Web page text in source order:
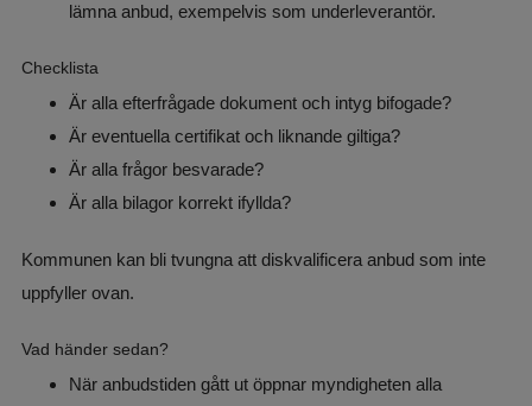
lämna anbud, exempelvis som underleverantör.
Checklista
Är alla efterfrågade dokument och intyg bifogade?
Är eventuella certifikat och liknande giltiga?
Är alla frågor besvarade?
Är alla bilagor korrekt ifyllda?
Kommunen kan bli tvungna att diskvalificera anbud som inte
uppfyller ovan.
Vad händer sedan?
När anbudstiden gått ut öppnar myndigheten alla